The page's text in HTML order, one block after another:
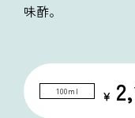
味酢。
100ml